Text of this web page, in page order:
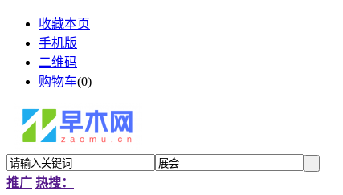
收藏本页
手机版
二维码
购物车(0)
推广 热搜：